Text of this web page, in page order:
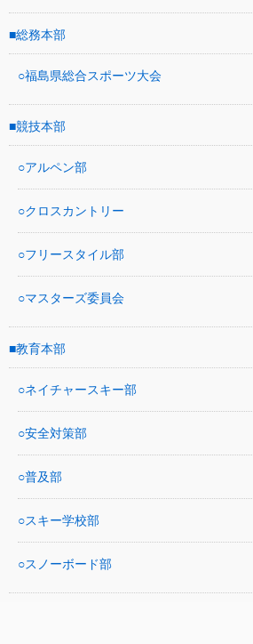
総務本部
福島県総合スポーツ大会
競技本部
アルペン部
クロスカントリー
フリースタイル部
マスターズ委員会
教育本部
ネイチャースキー部
安全対策部
普及部
スキー学校部
スノーボード部